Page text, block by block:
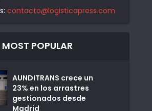
contacto@logisticapress.com
MOST POPULAR
AUNDITRANS crece un
23% en los arrastres
gestionados desde
Madrid